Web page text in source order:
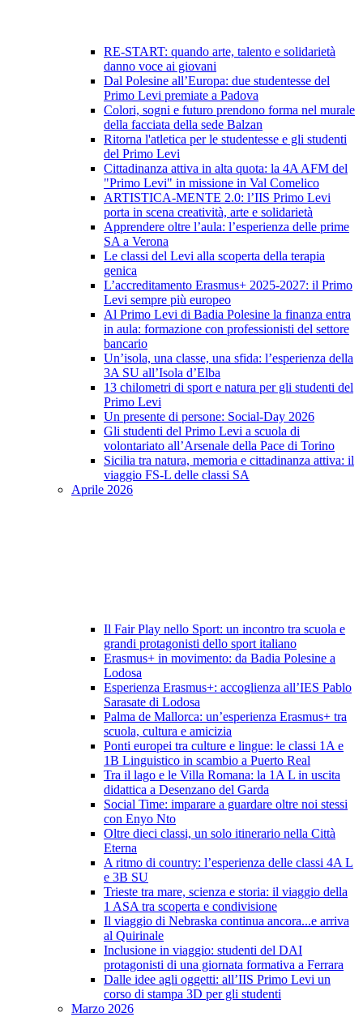
RE-START: quando arte, talento e solidarietà
danno voce ai giovani
Dal Polesine all’Europa: due studentesse del
Primo Levi premiate a Padova
Colori, sogni e futuro prendono forma nel murale
della facciata della sede Balzan
Ritorna l'atletica per le studentesse e gli studenti
del Primo Levi
Cittadinanza attiva in alta quota: la 4A AFM del
"Primo Levi" in missione in Val Comelico
ARTISTICA-MENTE 2.0: l’IIS Primo Levi
porta in scena creatività, arte e solidarietà
Apprendere oltre l’aula: l’esperienza delle prime
SA a Verona
Le classi del Levi alla scoperta della terapia
genica
L’accreditamento Erasmus+ 2025-2027: il Primo
Levi sempre più europeo
Al Primo Levi di Badia Polesine la finanza entra
in aula: formazione con professionisti del settore
bancario
Un’isola, una classe, una sfida: l’esperienza della
3A SU all’Isola d’Elba
13 chilometri di sport e natura per gli studenti del
Primo Levi
Un presente di persone: Social-Day 2026
Gli studenti del Primo Levi a scuola di
volontariato all’Arsenale della Pace di Torino
Sicilia tra natura, memoria e cittadinanza attiva: il
viaggio FS-L delle classi SA
Aprile 2026
Il Fair Play nello Sport: un incontro tra scuola e
grandi protagonisti dello sport italiano
Erasmus+ in movimento: da Badia Polesine a
Lodosa
Esperienza Erasmus+: accoglienza all’IES Pablo
Sarasate di Lodosa
Palma de Mallorca: un’esperienza Erasmus+ tra
scuola, cultura e amicizia
Ponti europei tra culture e lingue: le classi 1A e
1B Linguistico in scambio a Puerto Real
Tra il lago e le Villa Romana: la 1A L in uscita
didattica a Desenzano del Garda
Social Time: imparare a guardare oltre noi stessi
con Enyo Nto
Oltre dieci classi, un solo itinerario nella Città
Eterna
A ritmo di country: l’esperienza delle classi 4A L
e 3B SU
Trieste tra mare, scienza e storia: il viaggio della
1 ASA tra scoperta e condivisione
Il viaggio di Nebraska continua ancora...e arriva
al Quirinale
Inclusione in viaggio: studenti del DAI
protagonisti di una giornata formativa a Ferrara
Dalle idee agli oggetti: all’IIS Primo Levi un
corso di stampa 3D per gli studenti
Marzo 2026